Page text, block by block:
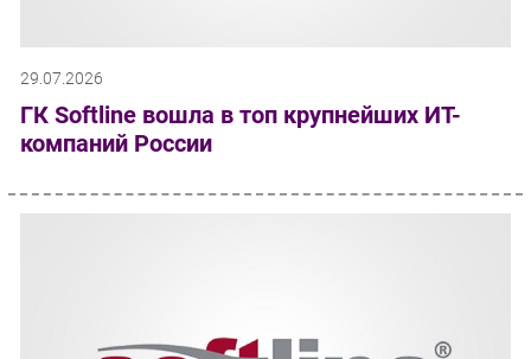
29.07.2026
ГК Softline вошла в топ крупнейших ИТ-
компаний России